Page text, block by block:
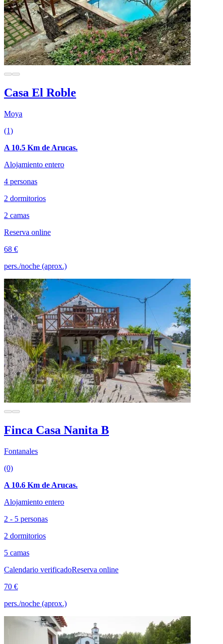
Casa El Roble
Moya
(1)
A 10.5 Km de Arucas.
Alojamiento entero
4 personas
2 dormitorios
2 camas
Reserva online
68 €
pers./noche (aprox.)
Finca Casa Nanita B
Fontanales
(0)
A 10.6 Km de Arucas.
Alojamiento entero
2 - 5 personas
2 dormitorios
5 camas
Calendario verificadoReserva online
70 €
pers./noche (aprox.)